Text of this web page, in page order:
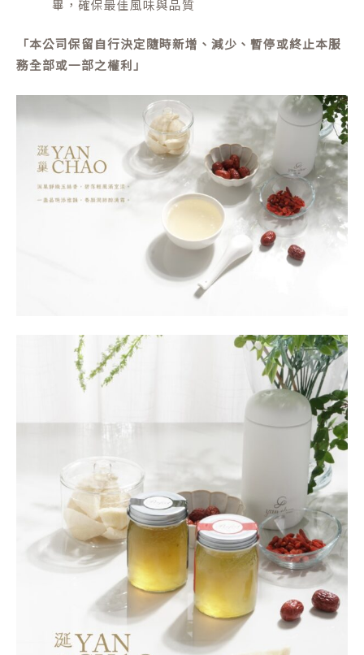
畢，確保最佳風味與品質
「本公司保留自行決定隨時新增、減少、暫停或終止本服
務全部或一部之權利」